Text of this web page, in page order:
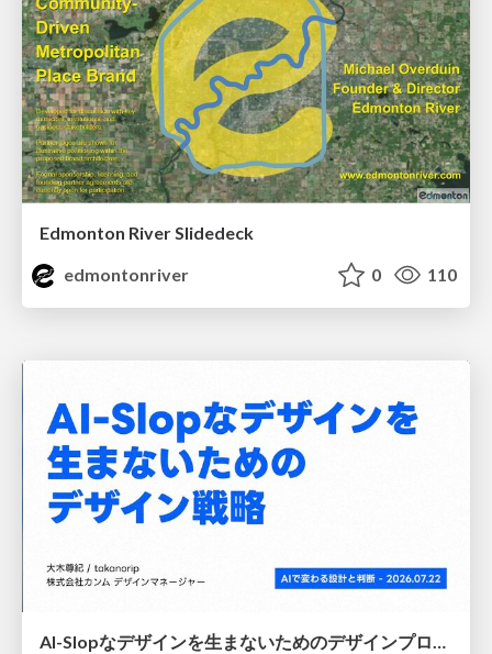
Edmonton River Slidedeck
edmontonriver
0 110
AI-Slopなデザインを生まないためのデザインプロセス戦略